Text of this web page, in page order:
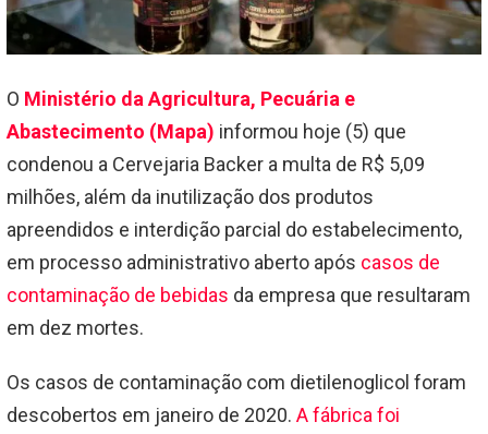
O Ministério da Agricultura, Pecuária e
Abastecimento (Mapa) informou hoje (5) que
condenou a Cervejaria Backer a multa de R$ 5,09
milhões, além da inutilização dos produtos
apreendidos e interdição parcial do estabelecimento,
em processo administrativo aberto após casos de
contaminação de bebidas da empresa que resultaram
em dez mortes.
Os casos de contaminação com dietilenoglicol foram
descobertos em janeiro de 2020. A fábrica foi